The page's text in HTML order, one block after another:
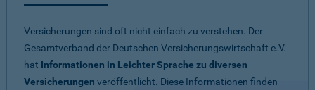
Versicherungen sind oft nicht einfach zu verstehen. Der
Gesamtverband der Deutschen Versicherungswirtschaft e.V.
hat Informationen in Leichter Sprache zu diversen
Versicherungen veröffentlicht. Diese Informationen finden